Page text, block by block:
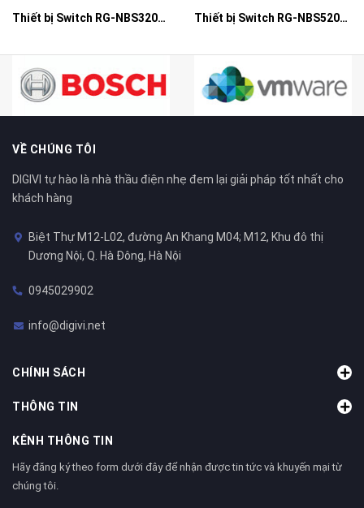
Thiết bị Switch RG-NBS3200-48GT4XS-P Thiết bị Switch RG-NBS5200-48GT4XS-UP
VỀ CHÚNG TÔI
DIGIVI tự hào là nhà thầu điện nhẹ đem lại giải pháp tốt nhất cho
khách hàng
Biệt Thự M12-L02, đường An Khang M04; M12, Khu đô thị
Dương Nội, Q. Hà Đông, Hà Nội
0945029902
info@digivi.net
CHÍNH SÁCH
THÔNG TIN
KÊNH THÔNG TIN
Hãy đăng ký theo form dưới đây để nhận được tin tức và khuyến mại từ
chúng tôi.